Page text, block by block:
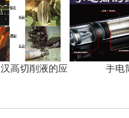
汉高切削液的应用 手电